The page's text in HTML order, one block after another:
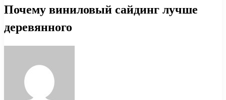
Почему виниловый сайдинг лучше
деревянного